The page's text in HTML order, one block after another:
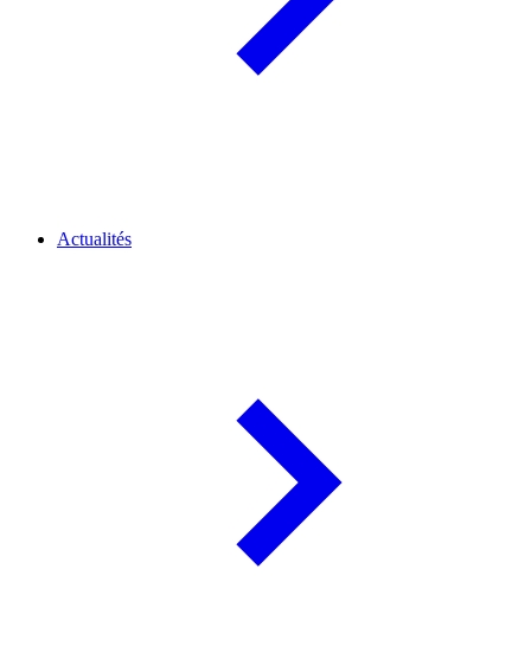
Actualités